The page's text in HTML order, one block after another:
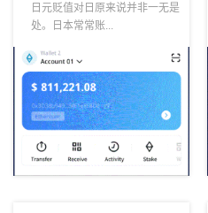
智：波场钱包日本央行
为何执意“保债弃汇”
日元贬值对日原来说并非一无是
处。日本常常账...